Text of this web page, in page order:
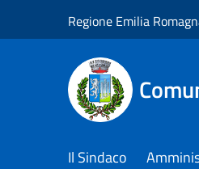
Regione Emilia
Il Sindaco